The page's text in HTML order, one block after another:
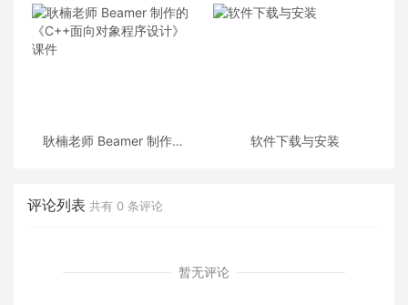
耿楠老师 Beamer 制作的
软件下载与安装
评论列表 共有 0 条评论
暂无评论